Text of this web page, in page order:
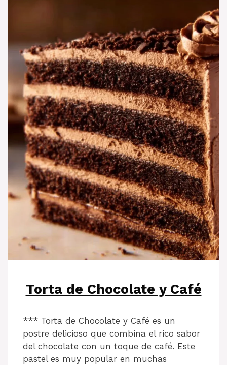
Torta de Chocolate y Café
*** Torta de Chocolate y Café es un
postre delicioso que combina el rico sabor
del chocolate con un toque de café. Este
pastel es muy popular en muchas